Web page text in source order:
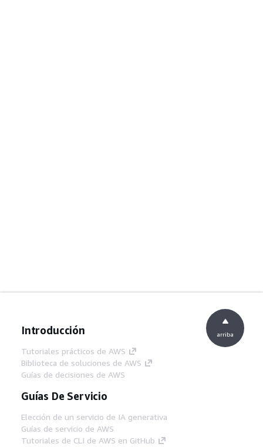
Introducción
Tutoriales prácticos de AWS
Biblioteca de soluciones de AWS
Guías de decisiones de AWS
Guías De Servicio
Elección de un servicio de IA generativa
Guías de servicio de AWS
Tutoriales de CLI de AWS en GitHub
arriba